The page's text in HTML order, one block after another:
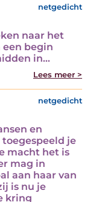
netgedicht
naar het
begin
in…
Lees meer >
netgedicht
en
je
macht het is
mag in
aan haar van
is nu je
kring